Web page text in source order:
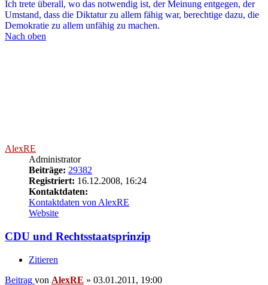
Abermals mahnt Europa
Deutschland
Jaegers Unmut ist verständlich. Immer wieder wird
Deutschland in Straßburg wegen überlanger
Gerichtsverfahren verurteilt. 2006 forderte der EGMR
erstmals strukturelle Abhilfe von Deutschland. Geklagt
hatte damals ein Mofa-Fahrer aus Stade, der nach
einem Unfall 24 Jahre lang auf ein Urteil über die Höhe
des Schadenersatzes warten musste.
Quelle:
taz.de
(s. o. mein vorheriger post) unternehmen: